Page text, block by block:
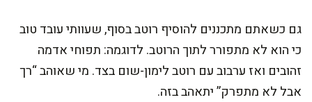
גם כשאתם מתכננים להוסיף רוטב בסוף, שעוותי עובד טוב
כי הוא לא מתפורר לתוך הרוטב. לדוגמה: תפוחי אדמה
זהובים ואז ערבוב עם רוטב לימון-שום בצד. מי שאוהב “רך
אבל לא מתפרק” יתאהב בזה.